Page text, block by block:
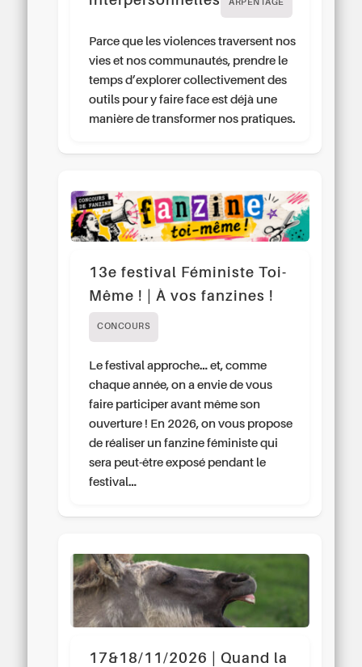
ARPENTAGE
Parce que les violences traversent nos
vies et nos communautés, prendre le
temps d’explorer collectivement des
outils pour y faire face est déjà une
manière de transformer nos pratiques.
13e festival Féministe Toi-
Même ! | À vos fanzines !
CONCOURS
Le festival approche… et, comme
chaque année, on a envie de vous
faire participer avant même son
ouverture ! En 2026, on vous propose
de réaliser un fanzine féministe qui
sera peut-être exposé pendant le
festival…
17&18/11/2026 | Quand la